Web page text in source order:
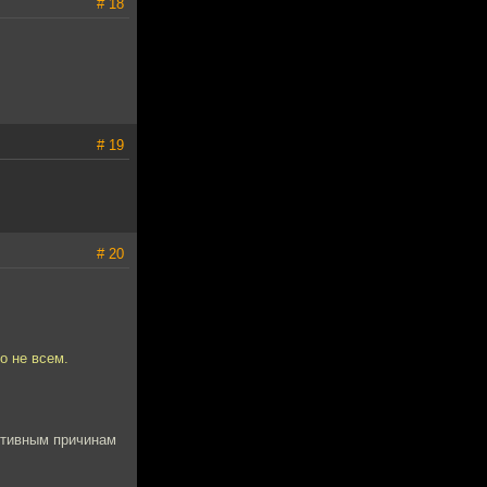
# 18
# 19
# 20
не всем.
причинам